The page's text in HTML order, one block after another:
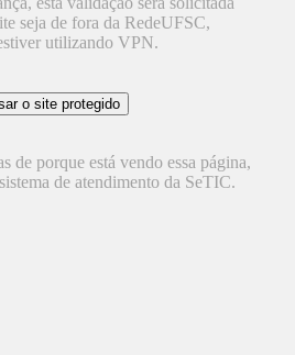
seja de fora da RedeUFSC,
utilizando VPN.
de porque está vendo essa página,
de atendimento da SeTIC.